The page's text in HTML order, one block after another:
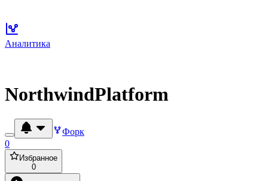
Аналитика
NorthwindPlatform
Форк
0
Избранное
0